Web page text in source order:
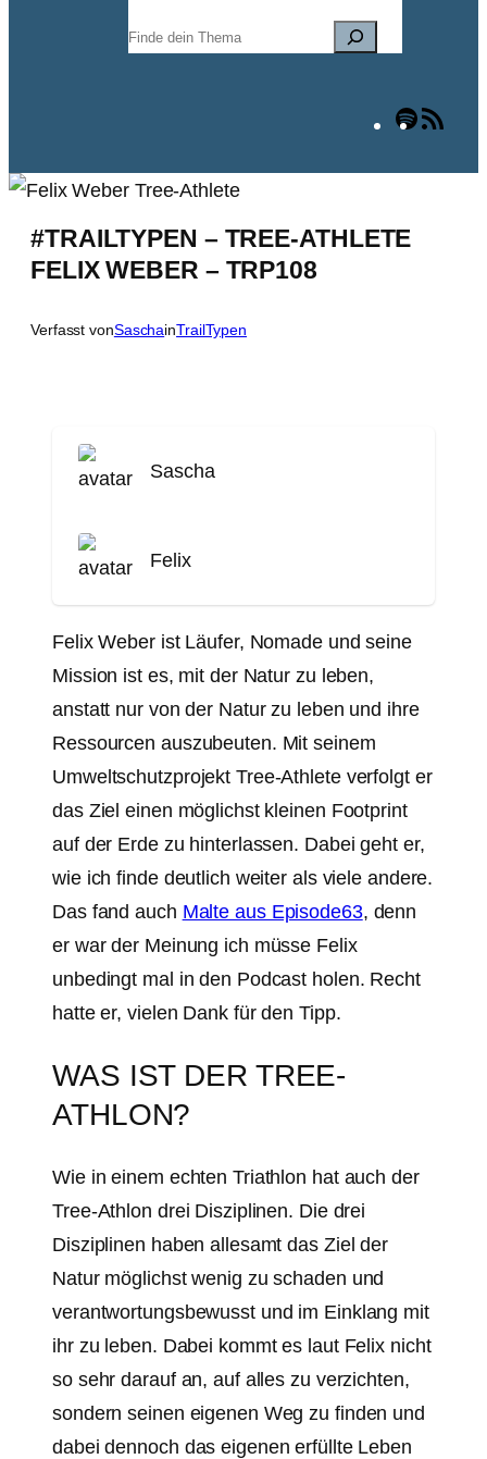
Suchen
Spotify
#TRAILTYPEN – TREE-ATHLETE
FELIX WEBER – TRP108
Verfasst vonSaschainTrailTypen
Sascha
Felix
Felix Weber ist Läufer, Nomade und seine
Mission ist es, mit der Natur zu leben,
anstatt nur von der Natur zu leben und ihre
Ressourcen auszubeuten. Mit seinem
Umweltschutzprojekt Tree-Athlete verfolgt er
das Ziel einen möglichst kleinen Footprint
auf der Erde zu hinterlassen. Dabei geht er,
wie ich finde deutlich weiter als viele andere.
Das fand auch Malte aus Episode63, denn
er war der Meinung ich müsse Felix
unbedingt mal in den Podcast holen. Recht
hatte er, vielen Dank für den Tipp.
WAS IST DER TREE-
ATHLON?
Wie in einem echten Triathlon hat auch der
Tree-Athlon drei Disziplinen. Die drei
Disziplinen haben allesamt das Ziel der
Natur möglichst wenig zu schaden und
verantwortungsbewusst und im Einklang mit
ihr zu leben. Dabei kommt es laut Felix nicht
so sehr darauf an, auf alles zu verzichten,
sondern seinen eigenen Weg zu finden und
dabei dennoch das eigenen erfüllte Leben